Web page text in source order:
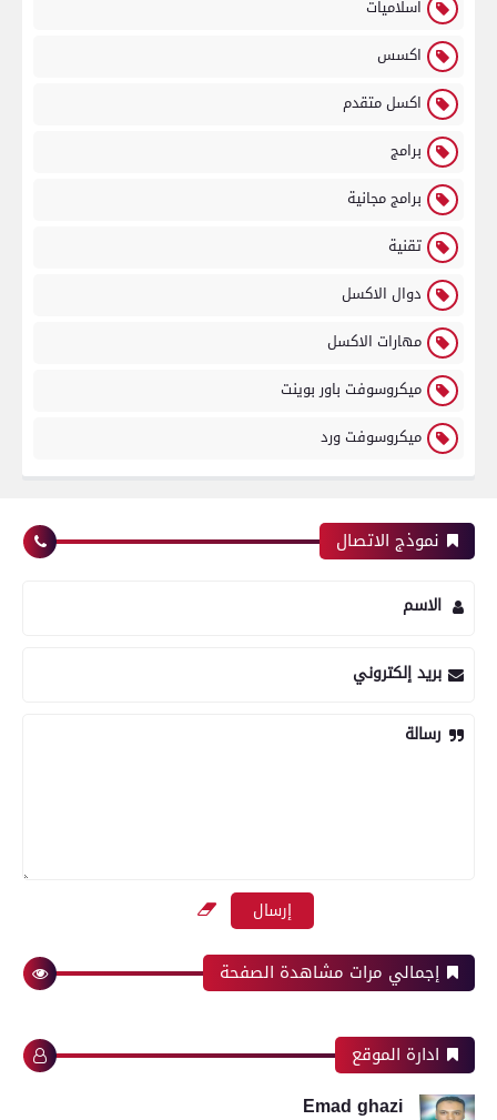
اسلاميات
اكسس
اكسل متقدم
برامج
برامج مجانية
تقنية
دوال الاكسل
مهارات الاكسل
ميكروسوفت باور بوينت
ميكروسوفت ورد
نموذج الاتصال
الاسم
بريد إلكتروني
رسالة
إجمالي مرات مشاهدة الصفحة
ادارة الموقع
Emad ghazi